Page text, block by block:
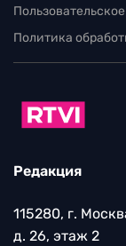
Политика
Редакция
115280, г.
д. 26, этаж 2